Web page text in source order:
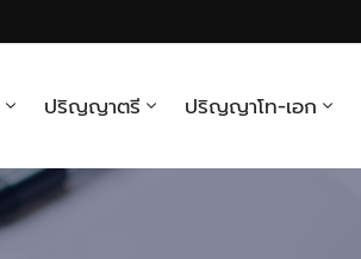
ปริญญาตรี ปริญญาโท-เอก